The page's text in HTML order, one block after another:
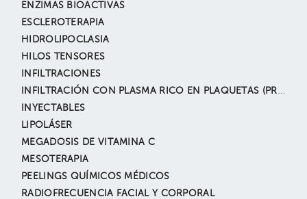
ENZIMAS BIOACTIVAS
ESCLEROTERAPIA
HIDROLIPOCLASIA
HILOS TENSORES
INFILTRACIONES
INFILTRACIÓN CON PLASMA RICO EN PLAQUETAS (PRP)
INYECTABLES
LIPOLÁSER
MEGADOSIS DE VITAMINA C
MESOTERAPIA
PEELINGS QUÍMICOS MÉDICOS
RADIOFRECUENCIA FACIAL Y CORPORAL